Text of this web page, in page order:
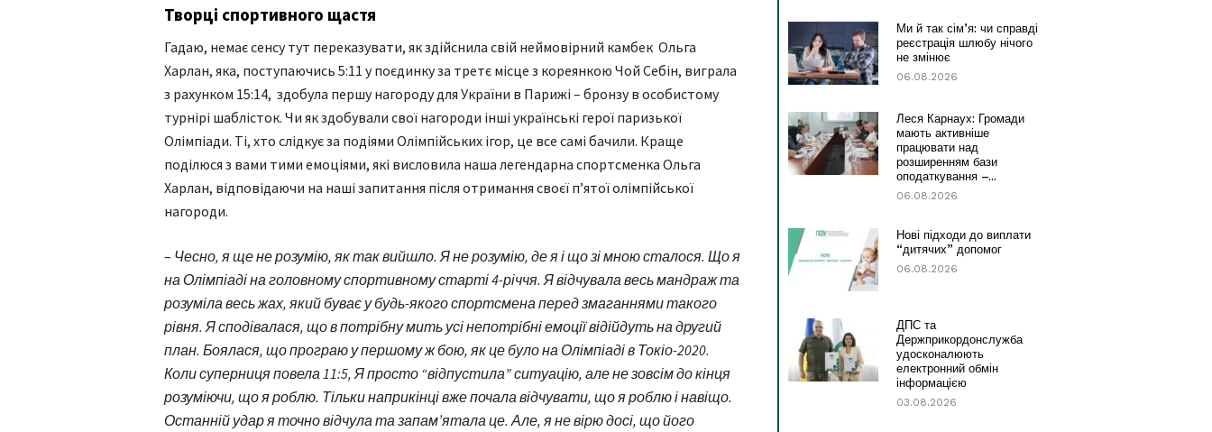
Творці спортивного щастя
Гадаю, немає сенсу тут переказувати, як здійснила свій неймовірний камбек Ольга
Харлан, яка, поступаючись 5:11 у поєдинку за третє місце з кореянкою Чой Себін, виграла
з рахунком 15:14, здобула першу нагороду для України в Парижі – бронзу в особистому
турнірі шаблісток. Чи як здобували свої нагороди інші українські герої паризької
Олімпіади. Ті, хто слідкує за подіями Олімпійських ігор, це все самі бачили. Краще
поділюся з вами тими емоціями, які висловила наша легендарна спортсменка Ольга
Харлан, відповідаючи на наші запитання після отримання своєї п’ятої олімпійської
нагороди.
– Чесно, я ще не розумію, як так вийшло. Я не розумію, де я і що зі мною сталося. Що я
на Олімпіаді на головному спортивному старті 4-річчя. Я відчувала весь мандраж та
розуміла весь жах, який буває у будь-якого спортсмена перед змаганнями такого
рівня. Я сподівалася, що в потрібну мить усі непотрібні емоції відійдуть на другий
план. Боялася, що програю у першому ж бою, як це було на Олімпіаді в Токіо-2020.
Коли суперниця повела 11:5, Я просто “відпустила” ситуацію, але не зовсім до кінця
розуміючи, що я роблю. Тільки наприкінці вже почала відчувати, що я роблю і навіщо.
Останній удар я точно відчула та запам’ятала це. Але, я не вірю досі, що його
Ми й так сім’я: чи справді
реєстрація шлюбу нічого
не змінює
06.08.2026
Леся Карнаух: Громади
мають активніше
працювати над
розширенням бази
оподаткування –...
06.08.2026
Нові підходи до виплати
“дитячих” допомог
06.08.2026
ДПС та
Держприкордонслужба
удосконалюють
електронний обмін
інформацією
03.08.2026